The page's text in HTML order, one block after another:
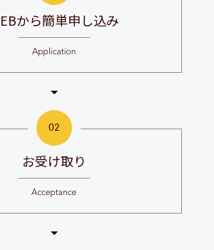
から簡単申し込み
お受け取り